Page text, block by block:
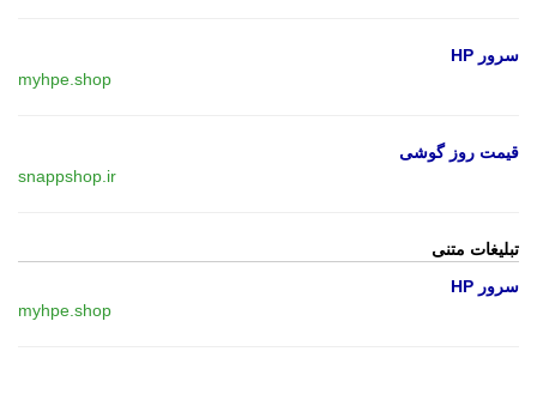
سرور HP
myhpe.shop
قیمت روز گوشی
snappshop.ir
تبلیغات متنی
سرور HP
myhpe.shop